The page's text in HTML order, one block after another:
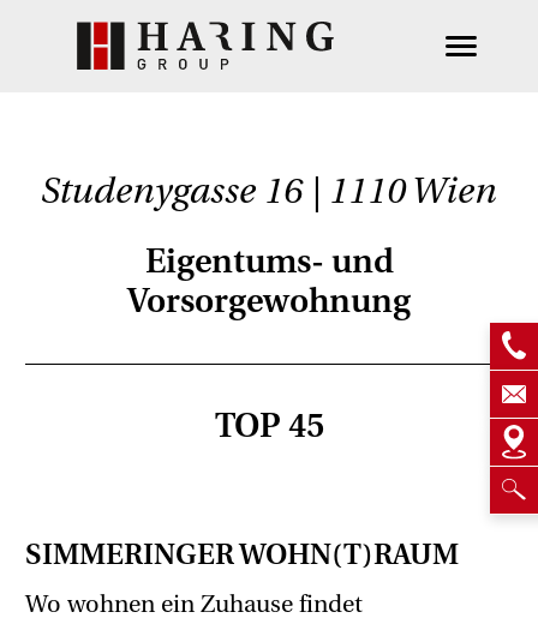
Studenygasse 16 | 1110 Wien
Eigentums- und
Vorsorgewohnung
TOP 45
SIMMERINGER WOHN(T)RAUM
Wo wohnen ein Zuhause findet